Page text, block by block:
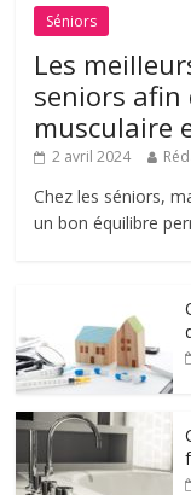
Séniors
Les
seniors
musculaire
2 avril 2024
Chez les séniors,
un bon équilibre